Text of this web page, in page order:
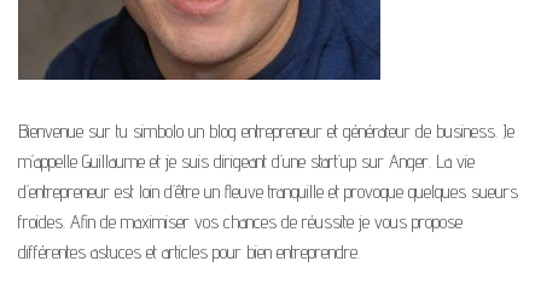
Bienvenue sur tu simbolo un blog entrepreneur et générateur de business. Je
m’appelle Guillaume et je suis dirigeant d’une start’up sur Anger. La vie
d’entrepreneur est loin d’être un fleuve tranquille et provoque quelques sueurs
froides. Afin de maximiser vos chances de réussite je vous propose
différentes astuces et articles pour bien entreprendre.